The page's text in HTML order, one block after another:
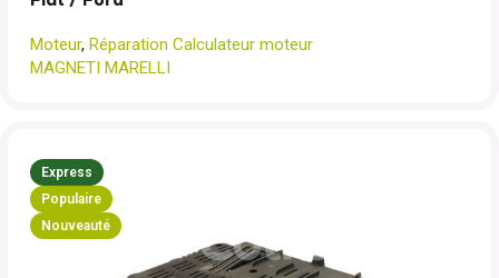
Moteur, Réparation Calculateur moteur
MAGNETI MARELLI
Express
Populaire
Nouveauté